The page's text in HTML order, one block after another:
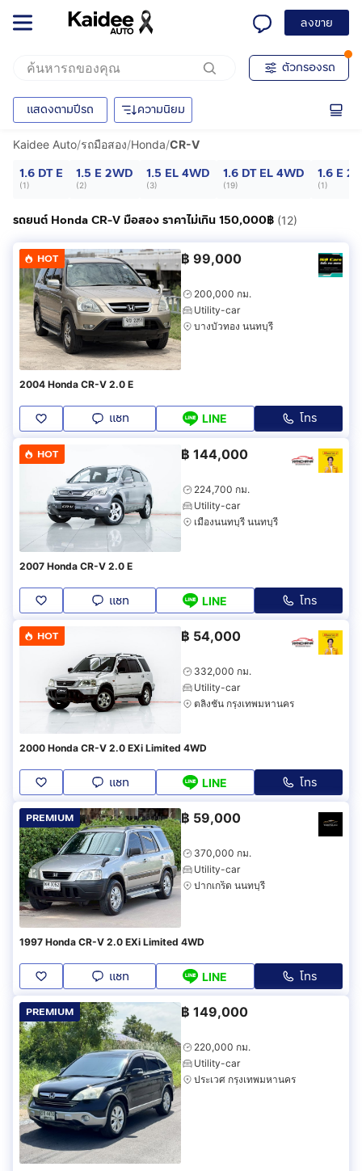
ลงขาย
ตัวกรองรถ
แสดงตามปีรถ ความนิยม
Kaidee Auto/รถมือสอง/Honda/CR-V
1.6 DT E
(1)
1.5 E 2WD
(2)
1.5 EL 4WD
(3)
1.6 DT EL 4WD
(19)
1.6 E
(1)
รถยนต์ Honda CR-V มือสอง ราคาไม่เกิน 150,000฿ (12)
HOT ฿ 99,000
200,000 กม.
Utility-car
บางบัวทอง นนทบุรี
2004 Honda CR-V 2.0 E
แชท LINE โทร
HOT ฿ 144,000
224,700 กม.
Utility-car
เมืองนนทบุรี นนทบุรี
2007 Honda CR-V 2.0 E
แชท LINE โทร
HOT ฿ 54,000
332,000 กม.
Utility-car
ตลิ่งชัน กรุงเทพมหานคร
2000 Honda CR-V 2.0 EXi Limited 4WD
แชท LINE โทร
PREMIUM ฿ 59,000
370,000 กม.
Utility-car
ปากเกร็ด นนทบุรี
1997 Honda CR-V 2.0 EXi Limited 4WD
แชท LINE โทร
PREMIUM ฿ 149,000
220,000 กม.
Utility-car
ประเวศ กรุงเทพมหานคร